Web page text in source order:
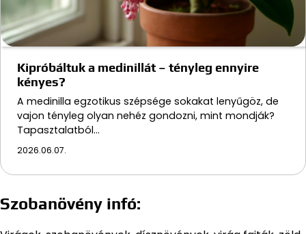
Kipróbáltuk a medinillát – tényleg ennyire
kényes?
A medinilla egzotikus szépsége sokakat lenyűgöz, de
vajon tényleg olyan nehéz gondozni, mint mondják?
Tapasztalatból…
2026.06.07.
Szobanövény infó: